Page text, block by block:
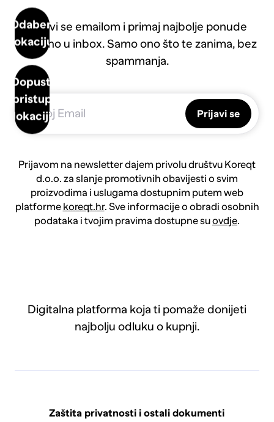
Odaberi
lokaciju
Dopusti
pristup
lokaciji
Prijavi se emailom i primaj najbolje ponude
direktno u inbox. Samo ono što te zanima, bez
spammanja.
Prijavi se
Prijavom na newsletter dajem privolu društvu Koreqt
d.o.o. za slanje promotivnih obavijesti o svim
proizvodima i uslugama dostupnim putem web
platforme koreqt.hr. Sve informacije o obradi osobnih
podataka i tvojim pravima dostupne suovdje.
Digitalna platforma koja ti pomaže donijeti
najbolju odluku o kupnji.
Zaštita privatnosti i ostali dokumenti